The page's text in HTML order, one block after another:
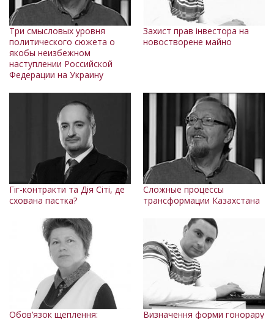
Три смысловых уровня
политического сюжета о
якобы неизбежном
наступлении Российской
Федерации на Украину
Захист прав інвестора на
новостворене майно
Гіг-контракти та Дія Сіті, де
схована пастка?
Сложные процессы
трансформации Казахстана
Обов’язок щеплення: Визначення форми гонорару